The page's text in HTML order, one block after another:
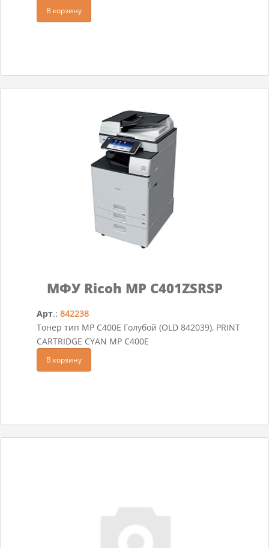
В корзину
МФУ Ricoh MP C401ZSRSP
Арт.: 842238
Тонер тип MP C400E Голубой (OLD 842039), PRINT
CARTRIDGE CYAN MP C400E
В корзину